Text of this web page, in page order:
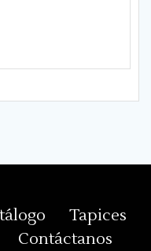
Tapices
Contáctanos